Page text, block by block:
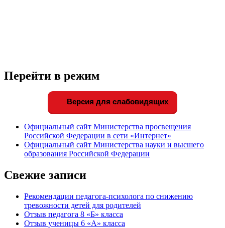
Перейти в режим
Версия для слабовидящих
Официальный сайт Министерства просвещения
Российской Федерации в сети «Интернет»
Официальный сайт Министерства науки и высшего
образования Российской Федерации
Свежие записи
Рекомендации педагога-психолога по снижению
тревожности детей для родителей
Отзыв педагога 8 «Б» класса
Отзыв ученицы 6 «А» класса